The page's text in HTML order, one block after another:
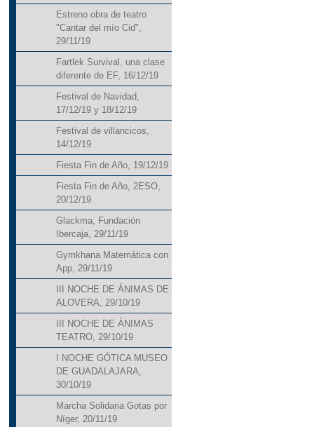
Estreno obra de teatro
"Cantar del mío Cid",
29/11/19
Fartlek Survival, una clase
diferente de EF, 16/12/19
Festival de Navidad,
17/12/19 y 18/12/19
Festival de villancicos,
14/12/19
Fiesta Fin de Año, 19/12/19
Fiesta Fin de Año, 2ESO,
20/12/19
Glackma, Fundación
Ibercaja, 29/11/19
Gymkhana Matemática con
App, 29/11/19
III NOCHE DE ÁNIMAS DE
ALOVERA, 29/10/19
III NOCHE DE ÁNIMAS
TEATRO, 29/10/19
I NOCHE GÓTICA MUSEO
DE GUADALAJARA,
30/10/19
Marcha Solidaria Gotas por
Níger, 20/11/19